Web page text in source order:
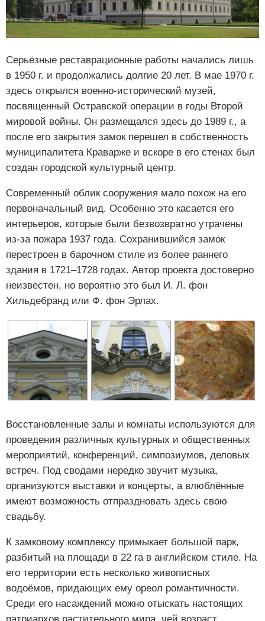
Серьёзные реставрационные работы начались лишь
в 1950 г. и продолжались долгие 20 лет. В мае 1970 г.
здесь открылся военно-исторический музей,
посвященный Остравской операции в годы Второй
мировой войны. Он размещался здесь до 1989 г., а
после его закрытия замок перешел в собственность
муниципалитета Краварже и вскоре в его стенах был
создан городской культурный центр.
Современный облик сооружения мало похож на его
первоначальный вид. Особенно это касается его
интерьеров, которые были безвозвратно утрачены
из-за пожара 1937 года. Сохранившийся замок
перестроен в барочном стиле из более раннего
здания в 1721‒1728 годах. Автор проекта достоверно
неизвестен, но вероятно это был И. Л. фон
Хильдебранд или Ф. фон Эрлах.
Восстановленные залы и комнаты используются для
проведения различных культурных и общественных
мероприятий, конференций, симпозиумов, деловых
встреч. Под сводами нередко звучит музыка,
организуются выставки и концерты, а влюблённые
имеют возможность отпраздновать здесь свою
свадьбу.
К замковому комплексу примыкает большой парк,
разбитый на площади в 22 га в английском стиле. На
его территории есть несколько живописных
водоёмов, придающих ему ореол романтичности.
Среди его насаждений можно отыскать настоящих